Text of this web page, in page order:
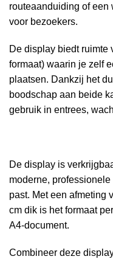
routeaanduiding of een
voor bezoekers.
De display biedt ruimte
formaat) waarin je zelf
plaatsen. Dankzij het
boodschap aan beide
gebruik in entrees,
De display is
moderne,
past. Met een afmeting
cm dik is het formaat
A4-document.
Combineer deze